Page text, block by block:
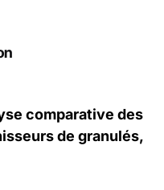
comparative des
de granulés,